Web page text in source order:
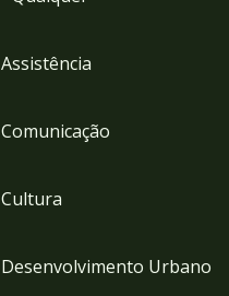
Assistência
Comunicação
Cultura
Desenvolvimento Urbano